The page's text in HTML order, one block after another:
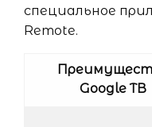
специальное
Remote.
Google ТВ